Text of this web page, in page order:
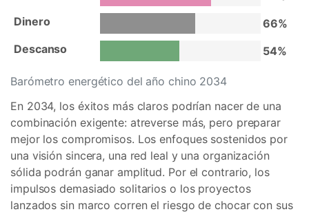
Barómetro energético del año chino 2034
Dinero
66%
Descanso
54%
En 2034, los éxitos más claros podrían nacer de una
combinación exigente: atreverse más, pero preparar
mejor los compromisos. Los enfoques sostenidos por
una visión sincera, una red leal y una organización
sólida podrán ganar amplitud. Por el contrario, los
impulsos demasiado solitarios o los proyectos
lanzados sin marco corren el riesgo de chocar con sus